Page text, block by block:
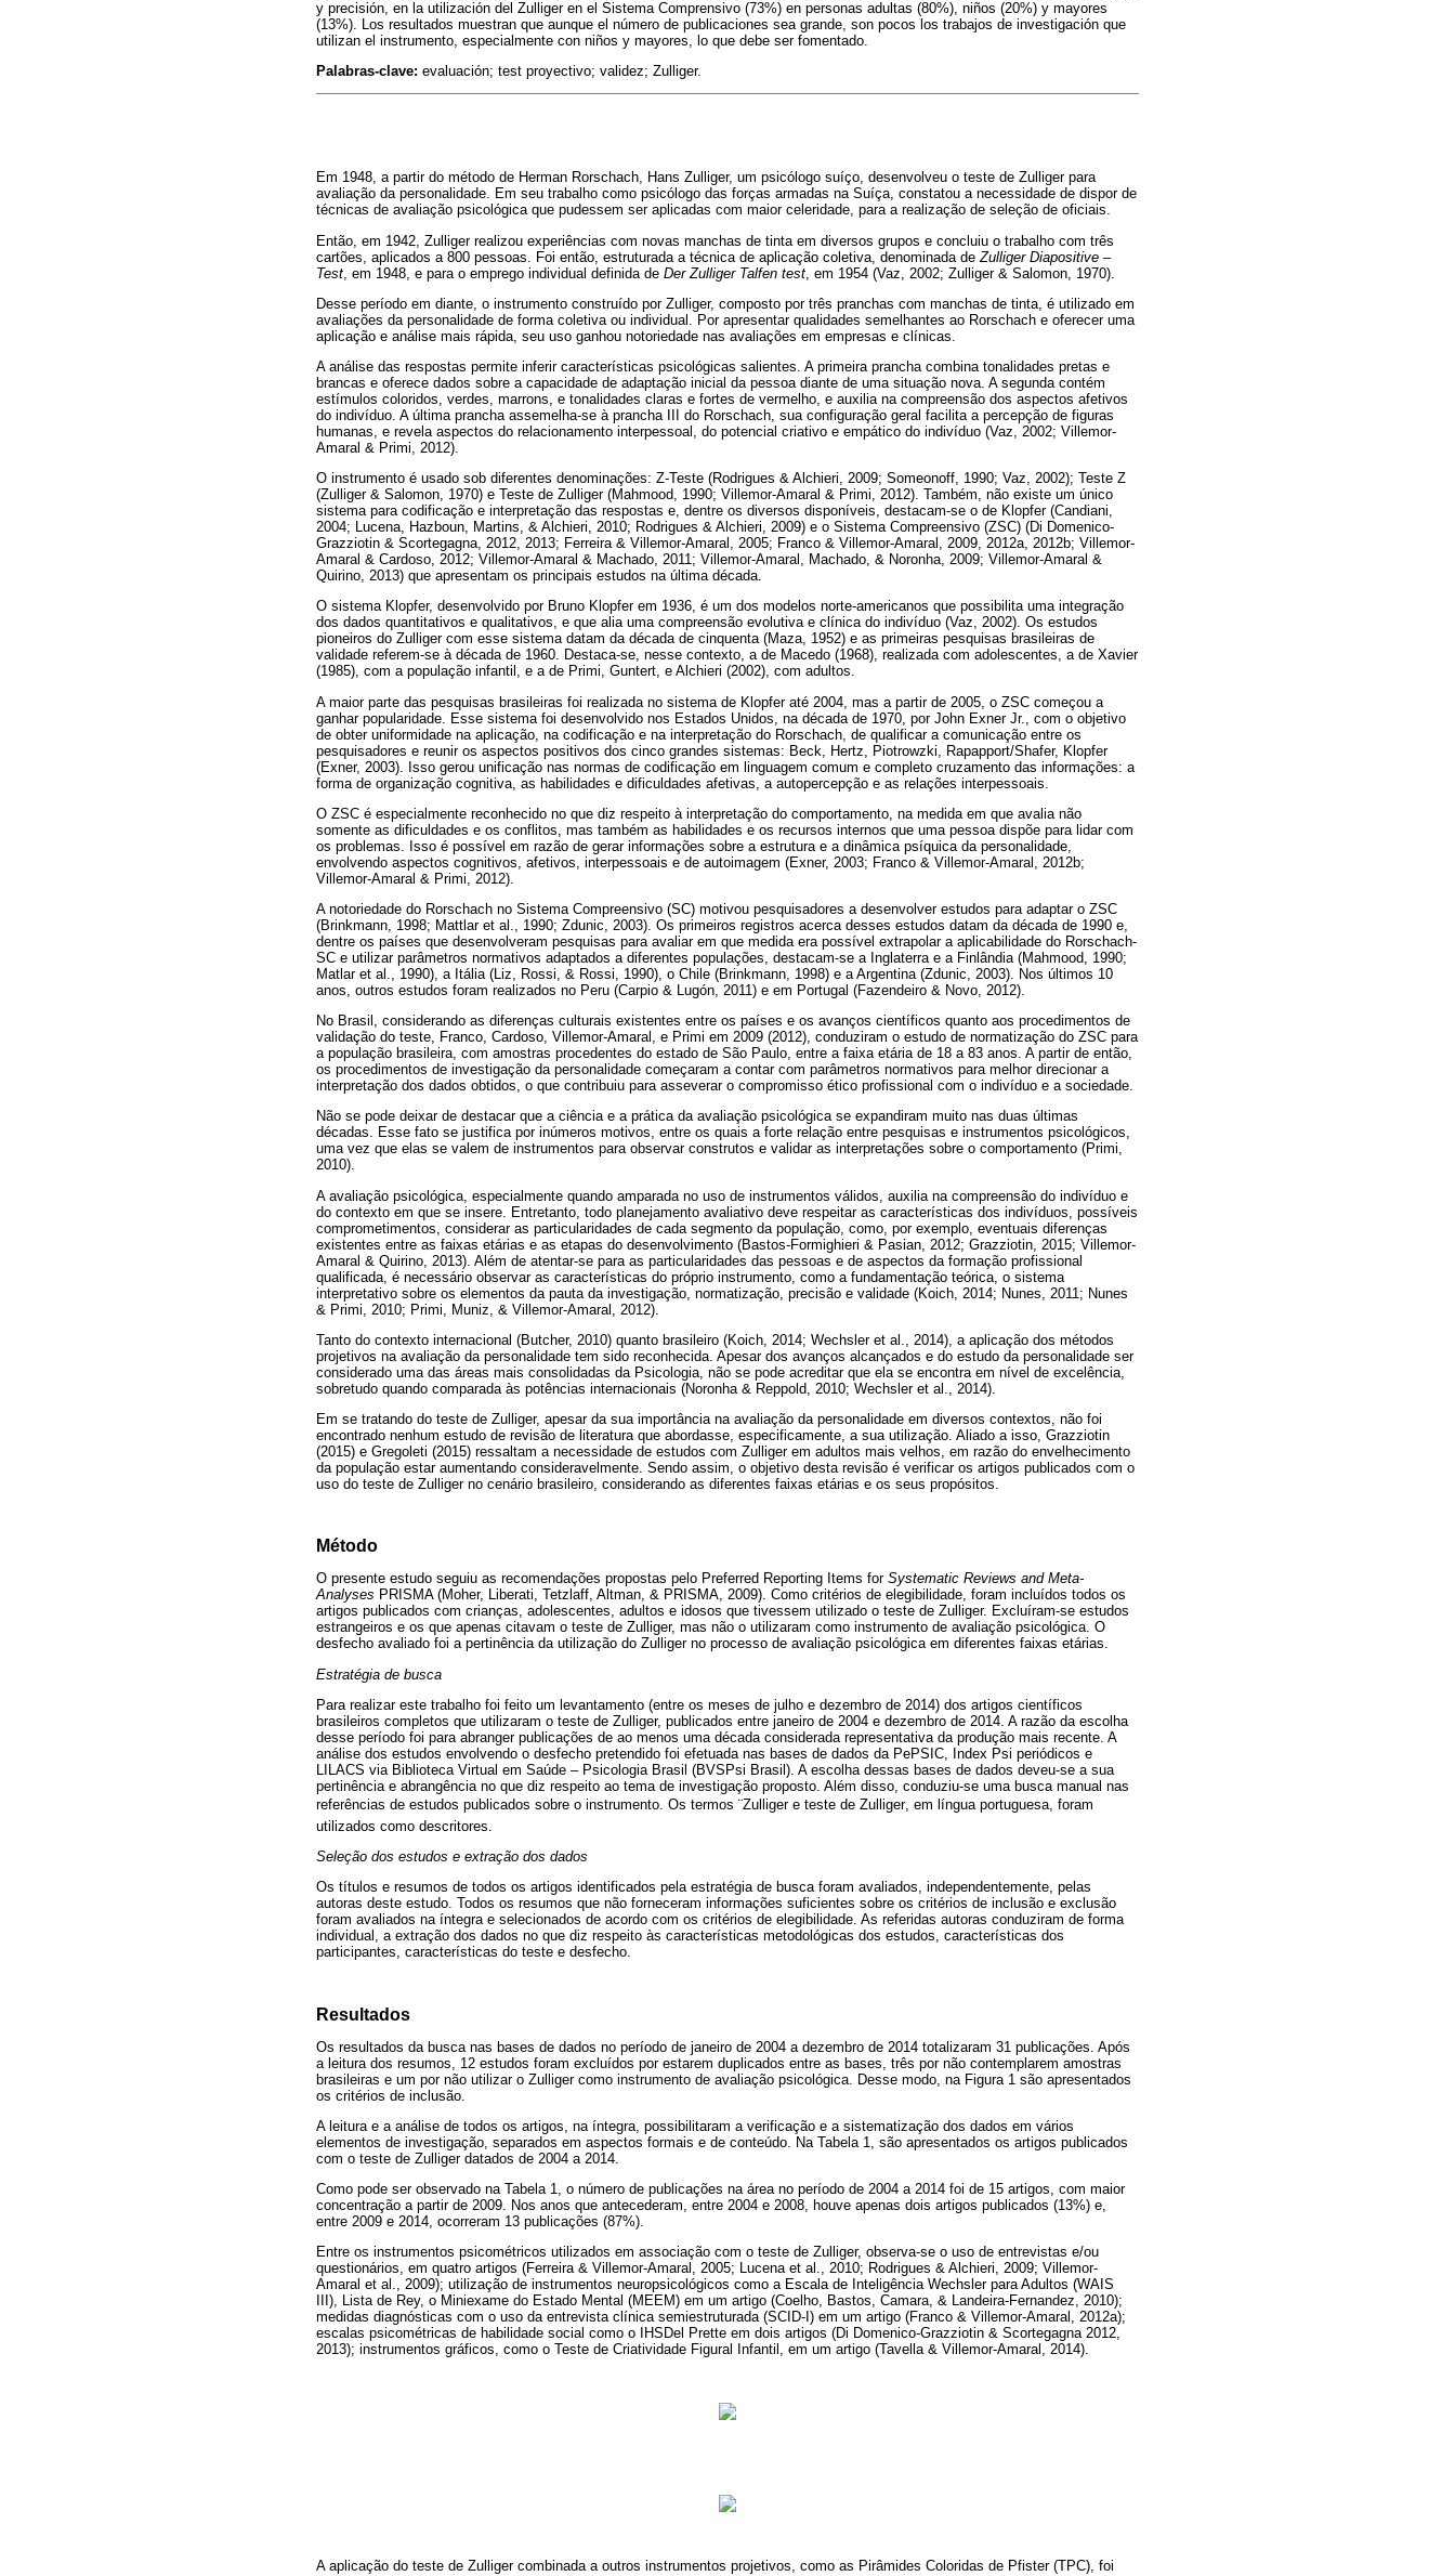
y precisión, en la utilización del Zulliger en el Sistema Comprensivo (73%) en personas adultas (80%), niños (20%) y mayores
(13%). Los resultados muestran que aunque el número de publicaciones sea grande, son pocos los trabajos de investigación que
utilizan el instrumento, especialmente con niños y mayores, lo que debe ser fomentado.
Palabras-clave: evaluación; test proyectivo; validez; Zulliger.
Em 1948, a partir do método de Herman Rorschach, Hans Zulliger, um psicólogo suíço, desenvolveu o teste de Zulliger para
avaliação da personalidade. Em seu trabalho como psicólogo das forças armadas na Suíça, constatou a necessidade de dispor de
técnicas de avaliação psicológica que pudessem ser aplicadas com maior celeridade, para a realização de seleção de oficiais.
Então, em 1942, Zulliger realizou experiências com novas manchas de tinta em diversos grupos e concluiu o trabalho com três
cartões, aplicados a 800 pessoas. Foi então, estruturada a técnica de aplicação coletiva, denominada de Zulliger Diapositive –
Test , em 1948, e para o emprego individual definida de Der Zulliger Talfen test , em 1954 (Vaz, 2002; Zulliger & Salomon, 1970).
Desse período em diante, o instrumento construído por Zulliger, composto por três pranchas com manchas de tinta, é utilizado em
avaliações da personalidade de forma coletiva ou individual. Por apresentar qualidades semelhantes ao Rorschach e oferecer uma
aplicação e análise mais rápida, seu uso ganhou notoriedade nas avaliações em empresas e clínicas.
A análise das respostas permite inferir características psicológicas salientes. A primeira prancha combina tonalidades pretas e
brancas e oferece dados sobre a capacidade de adaptação inicial da pessoa diante de uma situação nova. A segunda contém
estímulos coloridos, verdes, marrons, e tonalidades claras e fortes de vermelho, e auxilia na compreensão dos aspectos afetivos
do indivíduo. A última prancha assemelha-se à prancha III do Rorschach, sua configuração geral facilita a percepção de figuras
humanas, e revela aspectos do relacionamento interpessoal, do potencial criativo e empático do indivíduo (Vaz, 2002; Villemor-
Amaral & Primi, 2012).
O instrumento é usado sob diferentes denominações: Z-Teste (Rodrigues & Alchieri, 2009; Someonoff, 1990; Vaz, 2002); Teste Z
(Zulliger & Salomon, 1970) e Teste de Zulliger (Mahmood, 1990; Villemor-Amaral & Primi, 2012). Também, não existe um único
sistema para codificação e interpretação das respostas e, dentre os diversos disponíveis, destacam-se o de Klopfer (Candiani,
2004; Lucena, Hazboun, Martins, & Alchieri, 2010; Rodrigues & Alchieri, 2009) e o Sistema Compreensivo (ZSC) (Di Domenico-
Grazziotin & Scortegagna, 2012, 2013; Ferreira & Villemor-Amaral, 2005; Franco & Villemor-Amaral, 2009, 2012a, 2012b; Villemor-
Amaral & Cardoso, 2012; Villemor-Amaral & Machado, 2011; Villemor-Amaral, Machado, & Noronha, 2009; Villemor-Amaral &
Quirino, 2013) que apresentam os principais estudos na última década.
O sistema Klopfer, desenvolvido por Bruno Klopfer em 1936, é um dos modelos norte-americanos que possibilita uma integração
dos dados quantitativos e qualitativos, e que alia uma compreensão evolutiva e clínica do indivíduo (Vaz, 2002). Os estudos
pioneiros do Zulliger com esse sistema datam da década de cinquenta (Maza, 1952) e as primeiras pesquisas brasileiras de
validade referem-se à década de 1960. Destaca-se, nesse contexto, a de Macedo (1968), realizada com adolescentes, a de Xavier
(1985), com a população infantil, e a de Primi, Guntert, e Alchieri (2002), com adultos.
A maior parte das pesquisas brasileiras foi realizada no sistema de Klopfer até 2004, mas a partir de 2005, o ZSC começou a
ganhar popularidade. Esse sistema foi desenvolvido nos Estados Unidos, na década de 1970, por John Exner Jr., com o objetivo
de obter uniformidade na aplicação, na codificação e na interpretação do Rorschach, de qualificar a comunicação entre os
pesquisadores e reunir os aspectos positivos dos cinco grandes sistemas: Beck, Hertz, Piotrowzki, Rapapport/Shafer, Klopfer
(Exner, 2003). Isso gerou unificação nas normas de codificação em linguagem comum e completo cruzamento das informações: a
forma de organização cognitiva, as habilidades e dificuldades afetivas, a autopercepção e as relações interpessoais.
O ZSC é especialmente reconhecido no que diz respeito à interpretação do comportamento, na medida em que avalia não
somente as dificuldades e os conflitos, mas também as habilidades e os recursos internos que uma pessoa dispõe para lidar com
os problemas. Isso é possível em razão de gerar informações sobre a estrutura e a dinâmica psíquica da personalidade,
envolvendo aspectos cognitivos, afetivos, interpessoais e de autoimagem (Exner, 2003; Franco & Villemor-Amaral, 2012b;
Villemor-Amaral & Primi, 2012).
A notoriedade do Rorschach no Sistema Compreensivo (SC) motivou pesquisadores a desenvolver estudos para adaptar o ZSC
(Brinkmann, 1998; Mattlar et al., 1990; Zdunic, 2003). Os primeiros registros acerca desses estudos datam da década de 1990 e,
dentre os países que desenvolveram pesquisas para avaliar em que medida era possível extrapolar a aplicabilidade do Rorschach-
SC e utilizar parâmetros normativos adaptados a diferentes populações, destacam-se a Inglaterra e a Finlândia (Mahmood, 1990;
Matlar et al., 1990), a Itália (Liz, Rossi, & Rossi, 1990), o Chile (Brinkmann, 1998) e a Argentina (Zdunic, 2003). Nos últimos 10
anos, outros estudos foram realizados no Peru (Carpio & Lugón, 2011) e em Portugal (Fazendeiro & Novo, 2012).
No Brasil, considerando as diferenças culturais existentes entre os países e os avanços científicos quanto aos procedimentos de
validação do teste, Franco, Cardoso, Villemor-Amaral, e Primi em 2009 (2012), conduziram o estudo de normatização do ZSC para
a população brasileira, com amostras procedentes do estado de São Paulo, entre a faixa etária de 18 a 83 anos. A partir de então,
os procedimentos de investigação da personalidade começaram a contar com parâmetros normativos para melhor direcionar a
interpretação dos dados obtidos, o que contribuiu para asseverar o compromisso ético profissional com o indivíduo e a sociedade.
Não se pode deixar de destacar que a ciência e a prática da avaliação psicológica se expandiram muito nas duas últimas
décadas. Esse fato se justifica por inúmeros motivos, entre os quais a forte relação entre pesquisas e instrumentos psicológicos,
uma vez que elas se valem de instrumentos para observar construtos e validar as interpretações sobre o comportamento (Primi,
2010).
A avaliação psicológica, especialmente quando amparada no uso de instrumentos válidos, auxilia na compreensão do indivíduo e
do contexto em que se insere. Entretanto, todo planejamento avaliativo deve respeitar as características dos indivíduos, possíveis
comprometimentos, considerar as particularidades de cada segmento da população, como, por exemplo, eventuais diferenças
existentes entre as faixas etárias e as etapas do desenvolvimento (Bastos-Formighieri & Pasian, 2012; Grazziotin, 2015; Villemor-
Amaral & Quirino, 2013). Além de atentar-se para as particularidades das pessoas e de aspectos da formação profissional
qualificada, é necessário observar as características do próprio instrumento, como a fundamentação teórica, o sistema
interpretativo sobre os elementos da pauta da investigação, normatização, precisão e validade (Koich, 2014; Nunes, 2011; Nunes
& Primi, 2010; Primi, Muniz, & Villemor-Amaral, 2012).
Tanto do contexto internacional (Butcher, 2010) quanto brasileiro (Koich, 2014; Wechsler et al., 2014), a aplicação dos métodos
projetivos na avaliação da personalidade tem sido reconhecida. Apesar dos avanços alcançados e do estudo da personalidade ser
considerado uma das áreas mais consolidadas da Psicologia, não se pode acreditar que ela se encontra em nível de excelência,
sobretudo quando comparada às potências internacionais (Noronha & Reppold, 2010; Wechsler et al., 2014).
Em se tratando do teste de Zulliger, apesar da sua importância na avaliação da personalidade em diversos contextos, não foi
encontrado nenhum estudo de revisão de literatura que abordasse, especificamente, a sua utilização. Aliado a isso, Grazziotin
(2015) e Gregoleti (2015) ressaltam a necessidade de estudos com Zulliger em adultos mais velhos, em razão do envelhecimento
da população estar aumentando consideravelmente. Sendo assim, o objetivo desta revisão é verificar os artigos publicados com o
uso do teste de Zulliger no cenário brasileiro, considerando as diferentes faixas etárias e os seus propósitos.
Método
O presente estudo seguiu as recomendações propostas pelo Preferred Reporting Items for Systematic Reviews and Meta-
Analyses PRISMA (Moher, Liberati, Tetzlaff, Altman, & PRISMA, 2009). Como critérios de elegibilidade, foram incluídos todos os
artigos publicados com crianças, adolescentes, adultos e idosos que tivessem utilizado o teste de Zulliger. Excluíram-se estudos
estrangeiros e os que apenas citavam o teste de Zulliger, mas não o utilizaram como instrumento de avaliação psicológica. O
desfecho avaliado foi a pertinência da utilização do Zulliger no processo de avaliação psicológica em diferentes faixas etárias.
Estratégia de busca
Para realizar este trabalho foi feito um levantamento (entre os meses de julho e dezembro de 2014) dos artigos científicos
brasileiros completos que utilizaram o teste de Zulliger, publicados entre janeiro de 2004 e dezembro de 2014. A razão da escolha
desse período foi para abranger publicações de ao menos uma década considerada representativa da produção mais recente. A
análise dos estudos envolvendo o desfecho pretendido foi efetuada nas bases de dados da PePSIC, Index Psi periódicos e
LILACS via Biblioteca Virtual em Saúde – Psicologia Brasil (BVSPsi Brasil). A escolha dessas bases de dados deveu-se a sua
pertinência e abrangência no que diz respeito ao tema de investigação proposto. Além disso, conduziu-se uma busca manual nas
referências de estudos publicados sobre o instrumento. Os termos ¨Zulliger e teste de Zulliger, em língua portuguesa, foram
utilizados como descritores.
Seleção dos estudos e extração dos dados
Os títulos e resumos de todos os artigos identificados pela estratégia de busca foram avaliados, independentemente, pelas
autoras deste estudo. Todos os resumos que não forneceram informações suficientes sobre os critérios de inclusão e exclusão
foram avaliados na íntegra e selecionados de acordo com os critérios de elegibilidade. As referidas autoras conduziram de forma
individual, a extração dos dados no que diz respeito às características metodológicas dos estudos, características dos
participantes, características do teste e desfecho.
Resultados
Os resultados da busca nas bases de dados no período de janeiro de 2004 a dezembro de 2014 totalizaram 31 publicações. Após
a leitura dos resumos, 12 estudos foram excluídos por estarem duplicados entre as bases, três por não contemplarem amostras
brasileiras e um por não utilizar o Zulliger como instrumento de avaliação psicológica. Desse modo, na Figura 1 são apresentados
os critérios de inclusão.
A leitura e a análise de todos os artigos, na íntegra, possibilitaram a verificação e a sistematização dos dados em vários
elementos de investigação, separados em aspectos formais e de conteúdo. Na Tabela 1, são apresentados os artigos publicados
com o teste de Zulliger datados de 2004 a 2014.
Como pode ser observado na Tabela 1, o número de publicações na área no período de 2004 a 2014 foi de 15 artigos, com maior
concentração a partir de 2009. Nos anos que antecederam, entre 2004 e 2008, houve apenas dois artigos publicados (13%) e,
entre 2009 e 2014, ocorreram 13 publicações (87%).
Entre os instrumentos psicométricos utilizados em associação com o teste de Zulliger, observa-se o uso de entrevistas e/ou
questionários, em quatro artigos (Ferreira & Villemor-Amaral, 2005; Lucena et al., 2010; Rodrigues & Alchieri, 2009; Villemor-
Amaral et al., 2009); utilização de instrumentos neuropsicológicos como a Escala de Inteligência Wechsler para Adultos (WAIS
III), Lista de Rey, o Miniexame do Estado Mental (MEEM) em um artigo (Coelho, Bastos, Camara, & Landeira-Fernandez, 2010);
medidas diagnósticas com o uso da entrevista clínica semiestruturada (SCID-I) em um artigo (Franco & Villemor-Amaral, 2012a);
escalas psicométricas de habilidade social como o IHSDel Prette em dois artigos (Di Domenico-Grazziotin & Scortegagna 2012,
2013); instrumentos gráficos, como o Teste de Criatividade Figural Infantil, em um artigo (Tavella & Villemor-Amaral, 2014).
A aplicação do teste de Zulliger combinada a outros instrumentos projetivos, como as Pirâmides Coloridas de Pfister (TPC), foi